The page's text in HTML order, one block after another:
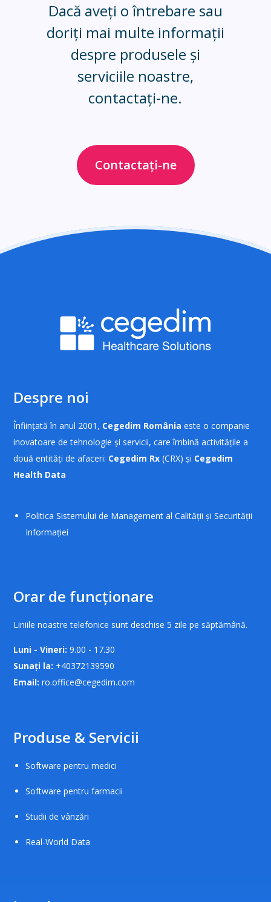
Dacă aveți o întrebare sau
doriți mai multe informații
despre produsele și
serviciile noastre,
contactați-ne.
Contactați-ne
Despre noi
Înființată în anul 2001, Cegedim România este o companie
inovatoare de tehnologie și servicii, care îmbină activitățile a
două entități de afaceri: Cegedim Rx (CRX) și Cegedim
Health Data
Politica Sistemului de Management al Calității și Securității
Informației
Orar de funcționare
Liniile noastre telefonice sunt deschise 5 zile pe săptămână.
Luni - Vineri: 9.00 - 17.30
Sunați la: +40372139590
Email: ro.office@cegedim.com
Produse & Servicii
Software pentru medici
Software pentru farmacii
Studii de vânzări
Real-World Data